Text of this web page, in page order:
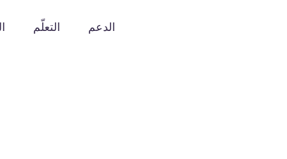
الدعم التعلّم